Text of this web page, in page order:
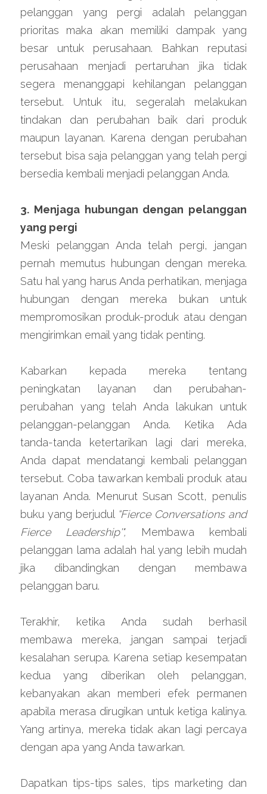
pelanggan yang pergi adalah pelanggan
prioritas maka akan memiliki dampak yang
besar untuk perusahaan. Bahkan reputasi
perusahaan menjadi pertaruhan jika tidak
segera menanggapi kehilangan pelanggan
tersebut. Untuk itu, segeralah melakukan
tindakan dan perubahan baik dari produk
maupun layanan. Karena dengan perubahan
tersebut bisa saja pelanggan yang telah pergi
bersedia kembali menjadi pelanggan Anda.
3. Menjaga hubungan dengan pelanggan
yang pergi
Meski pelanggan Anda telah pergi, jangan
pernah memutus hubungan dengan mereka.
Satu hal yang harus Anda perhatikan, menjaga
hubungan dengan mereka bukan untuk
mempromosikan produk-produk atau dengan
mengirimkan email yang tidak penting.
Kabarkan kepada mereka tentang
peningkatan layanan dan perubahan-
perubahan yang telah Anda lakukan untuk
pelanggan-pelanggan Anda. Ketika Ada
tanda-tanda ketertarikan lagi dari mereka,
Anda dapat mendatangi kembali pelanggan
tersebut. Coba tawarkan kembali produk atau
layanan Anda. Menurut Susan Scott, penulis
buku yang berjudul “Fierce Conversations and
Fierce Leadership'",
Membawa kembali
pelanggan lama adalah hal yang lebih mudah
jika dibandingkan dengan membawa
pelanggan baru.
Terakhir, ketika Anda sudah berhasil
membawa mereka, jangan sampai terjadi
kesalahan serupa. Karena setiap kesempatan
kedua yang diberikan oleh pelanggan,
kebanyakan akan memberi efek permanen
apabila merasa dirugikan untuk ketiga kalinya.
Yang artinya, mereka tidak akan lagi percaya
dengan apa yang Anda tawarkan.
Dapatkan tips-tips sales, tips marketing dan